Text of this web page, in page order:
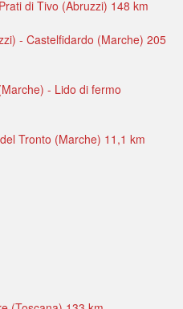
di Tivo (Abruzzi) 148 km
- Castelfidardo (Marche) 205
- Lido di fermo
Tronto (Marche) 11,1 km